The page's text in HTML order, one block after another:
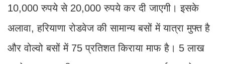
10,000 रुपये से 20,000 रुपये कर दी जाएगी। इसके
अलावा, हरियाणा रोडवेज की सामान्य बसों में यात्रा मुफ्त है
और वोल्वो बसों में 75 प्रतिशत किराया माफ है। 5 लाख